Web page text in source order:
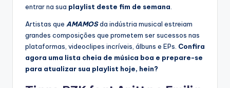
entrar na sua playlist deste fim de semana
Artistas que AMAMOSda indústria musical estreiam
grandes composições que prometem ser sucessos nas
plataformas, videoclipes incríveis, álbuns e EPs. Confira
agora uma lista cheia de música boa e prepare-se
para atualizar sua playlist hoje, hein?